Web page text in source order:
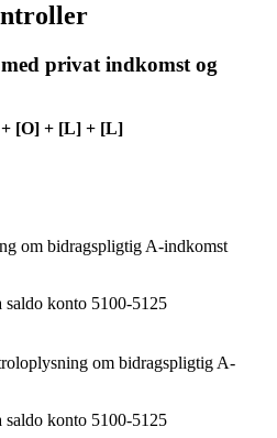
privat indkomst og
[O] + [L] + [L]
om bidragspligtig A-indkomst
saldo konto 5100-5125
om bidragspligtig A-
saldo konto 5100-5125